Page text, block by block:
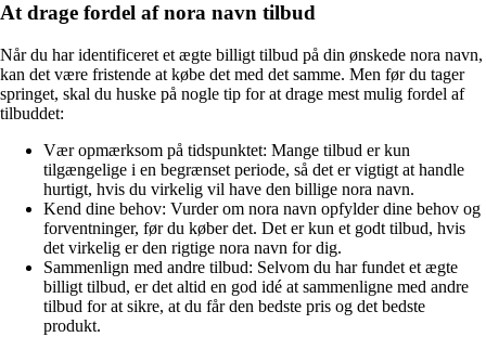
At drage fordel af nora navn tilbud
Når du har identificeret et ægte billigt tilbud på din ønskede nora navn,
kan det være fristende at købe det med det samme. Men før du tager
springet, skal du huske på nogle tip for at drage mest mulig fordel af
tilbuddet:
Vær opmærksom på tidspunktet: Mange tilbud er kun
tilgængelige i en begrænset periode, så det er vigtigt at handle
hurtigt, hvis du virkelig vil have den billige nora navn.
Kend dine behov: Vurder om nora navn opfylder dine behov og
forventninger, før du køber det. Det er kun et godt tilbud, hvis
det virkelig er den rigtige nora navn for dig.
Sammenlign med andre tilbud: Selvom du har fundet et ægte
billigt tilbud, er det altid en god idé at sammenligne med andre
tilbud for at sikre, at du får den bedste pris og det bedste
produkt.